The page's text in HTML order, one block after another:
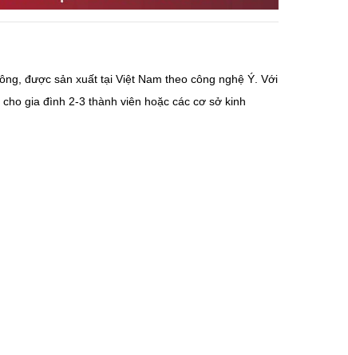
được sản xuất tại Việt Nam theo công nghệ Ý. Với
gia đình 2-3 thành viên hoặc các cơ sở kinh